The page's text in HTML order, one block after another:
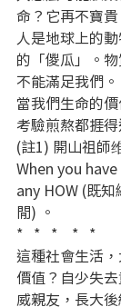
命？它再不寶貴
人是地球上的
的「儍瓜」。
不能滿足我們。
當我們生命的
考驗煎熬都捱
(註1) 開山祖師
When you
any HOW (既
閒) 。
*   *   *    *   *
這種社會生活
價值？自少失
威親友，長大